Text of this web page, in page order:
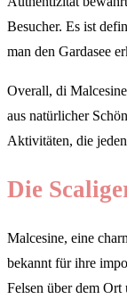
Besucher. Es ist
man den Gardasee
Overall, di
aus natürlicher
Aktivitäten, die
Die
Malcesine, eine
bekannt für ihre
Felsen über dem